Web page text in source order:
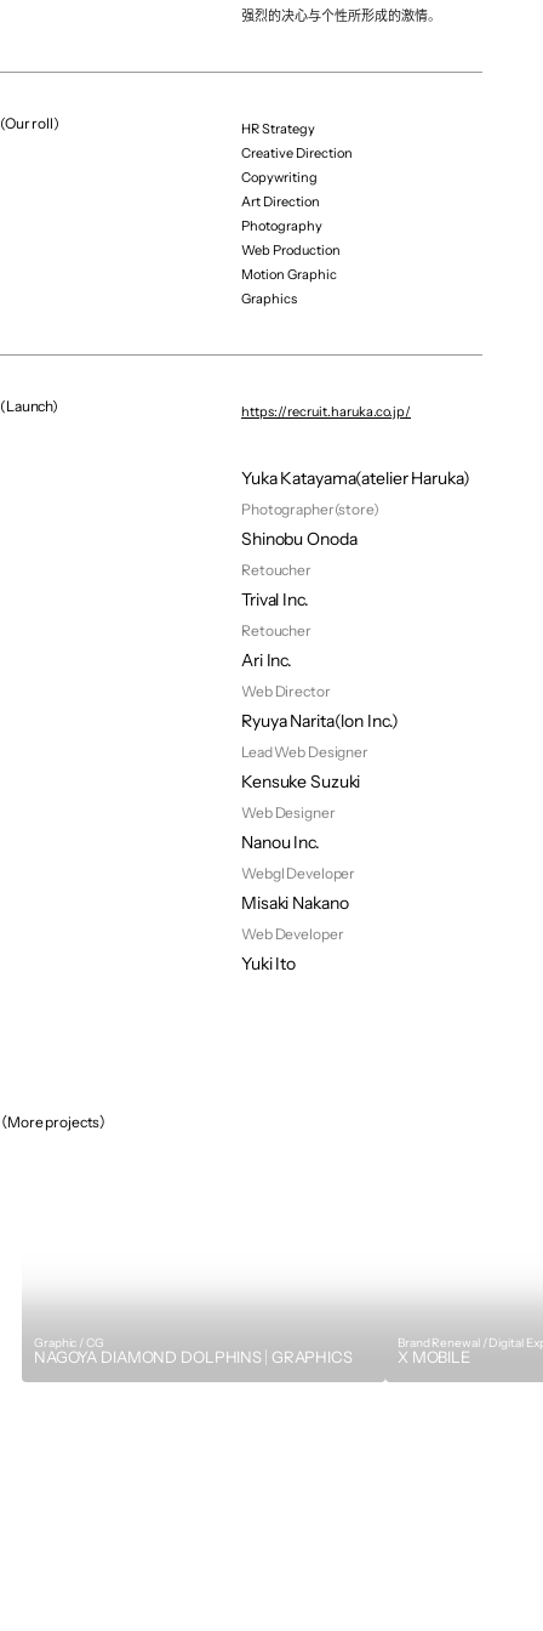
强烈的决心与个性所形成的激情。
(Our roll)
HR Strategy
Creative Direction
Copywriting
Art Direction
Photography
Web Production
Motion Graphic
Graphics
(Launch) https://recruit.haruka.co.jp/
Art Director
Copy Writer
Hoshiyuki
Interviewer / Editor
Hoshiyuki
Photographer(kv・interview)
Yusuke Yamamoto
Stsutoshi Sato(atelier Haruka)
Miharu Takezako(atelier Haruka)
Yuka Katayama(atelier Haruka)
Photographer(store)
Shinobu Onoda
Retoucher
Trival Inc.
Retoucher
Ari Inc.
Web Director
Ryuya Narita(lon Inc.)
Lead Web Designer
Kensuke Suzuki
Web Designer
Nanou Inc.
Webgl Developer
Misaki Nakano
Web Developer
Yuki Ito
（More projects）
Graphic / CG
NAGOYA DIAMOND DOLPHINS｜GRAPHICS
Brand Renewal / Digital
X MOBILE